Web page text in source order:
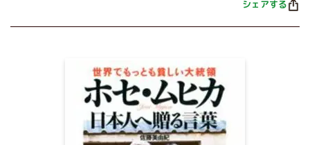
シェアする